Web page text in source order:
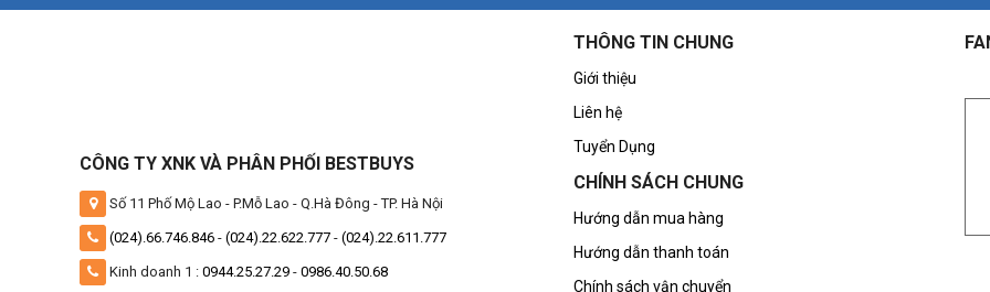
CÔNG TY XNK VÀ PHÂN PHỐI BESTBUYS
THÔNG TIN CHUNG
Giới thiệu
Liên hệ
Tuyển Dụng
CHÍNH SÁCH CHUNG
Hướng dẫn mua hàng
Hướng dẫn thanh toán
Chính sách vận chuyển